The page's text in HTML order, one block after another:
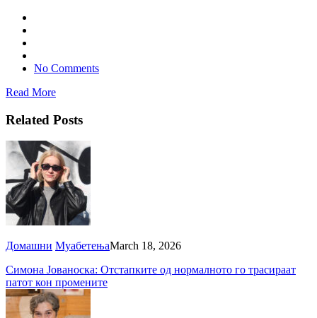
No Comments
Read More
Related Posts
Домашни МуабетењаMarch 18, 2026
Симона Јованоска: Отстапките од нормалното го трасираат
патот кон промените